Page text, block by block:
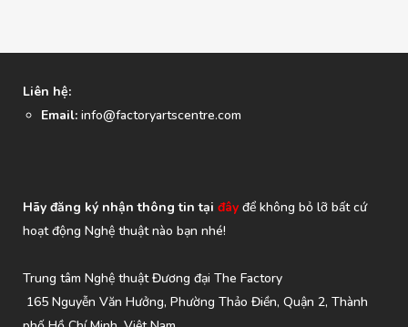
Liên hệ:
Email: info@factoryartscentre.com
Hãy đăng ký nhận thông tin tại đây để không bỏ lỡ bất cứ
hoạt động Nghệ thuật nào bạn nhé!
Trung tâm Nghệ thuật Đương đại The Factory
165 Nguyễn Văn Hưởng, Phường Thảo Điền, Quận 2, Thành